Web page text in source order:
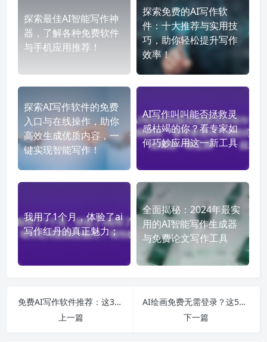
探索最佳AI智能写作神
器，了解各种免费软件
与手机应用推荐！
探索免费的AI写作软
件：十大推荐与实用技
巧，助你轻松提升写作
效率！
探索AI写作软件的免费
入口与在线操作，助你
高效生成优质内容，一
键实现智能写作！
AI写作叫叫能否拯救灵
感枯竭的你？看专家如
何巧妙应用这一新工具
我用了1个月，体验了ai
写作红丹的真正魅力；
全面揭秘：2024年最实
用的AI智能写作生成器
与免费论文写作工具
免费AI写作软件推荐：这3款亲测好用
上一篇
AI绘画免费无需登录？这5款工具藏不住了
下一篇